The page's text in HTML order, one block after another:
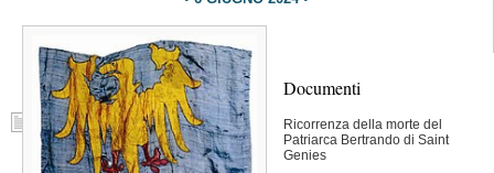
Documenti
Ricorrenza della morte del
Patriarca Bertrando di Saint
Genies